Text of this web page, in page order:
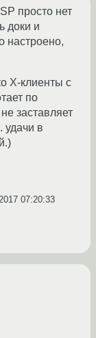
просто нет
доки и
настроено,
Х-клиенты с
по
заставляет
удачи в
07:20:33